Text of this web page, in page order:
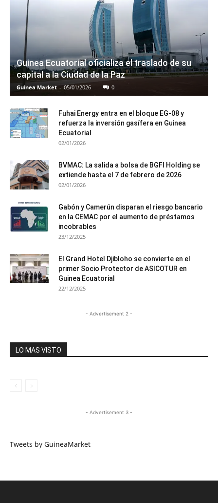
Guinea Ecuatorial oficializa el traslado de su
capital a la Ciudad de la Paz
Guinea Market - 05/01/2026 0
Fuhai Energy entra en el bloque EG-08 y
refuerza la inversión gasífera en Guinea
Ecuatorial
02/01/2026
BVMAC: La salida a bolsa de BGFI Holding se
extiende hasta el 7 de febrero de 2026
02/01/2026
Gabón y Camerún disparan el riesgo bancario
en la CEMAC por el aumento de préstamos
incobrables
23/12/2025
El Grand Hotel Djibloho se convierte en el
primer Socio Protector de ASICOTUR en
Guinea Ecuatorial
22/12/2025
- Advertisement 2 -
LO MAS VISTO
- Advertisement 3 -
Tweets by GuineaMarket